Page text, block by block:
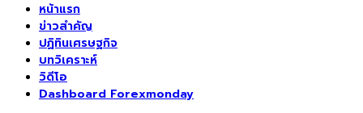
หน้าแรก
ข่าวสำคัญ
ปฏิทินเศรษฐกิจ
บทวิเคราะห์
วิดีโอ
Dashboard Forexmonday